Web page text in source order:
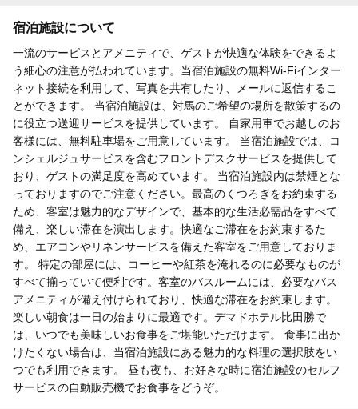
宿泊施設について
一流のサービスとアメニティで、ゲストが快適な体験をできるよ
う細心の注意が払われています。当宿泊施設の無料Wi-Fiインター
ネット接続を利用して、写真を共有したり、メールに返信するこ
とができます。 当宿泊施設は、対馬のご希望の場所を散策するの
に役立つ送迎サービスを提供しています。 自家用車でお越しのお
客様には、無料駐車場をご用意しています。 当宿泊施設では、コ
ンシェルジュサービスを含むフロントデスクサービスを提供して
おり、ゲストの満足度を高めています。 当宿泊施設内は禁煙とな
っておりますのでご注意ください。最高のくつろぎをお約束する
ため、客室は魅力的なデザインで、基本的な生活必需品をすべて
備え、楽しい滞在を演出します。快適なご滞在をお約束するた
め、エアコンやリネンサービスを備えた客室をご用意しておりま
す。 特定の部屋には、コーヒーや紅茶を淹れるのに必要なものが
すべて揃っていて便利です。客室のバスルームには、必要なバス
アメニティが備え付けられており、快適な滞在をお約束します。
楽しい朝食は一日の始まりに最適です。デマドホテル比田勝で
は、いつでも美味しいお食事をご堪能いただけます。 食事に出か
けたくない場合は、当宿泊施設にある魅力的な料理の選択肢をい
つでも利用できます。 昼も夜も、お好きな時に宿泊施設のセルフ
サービスの自動販売機でお食事をどうぞ。